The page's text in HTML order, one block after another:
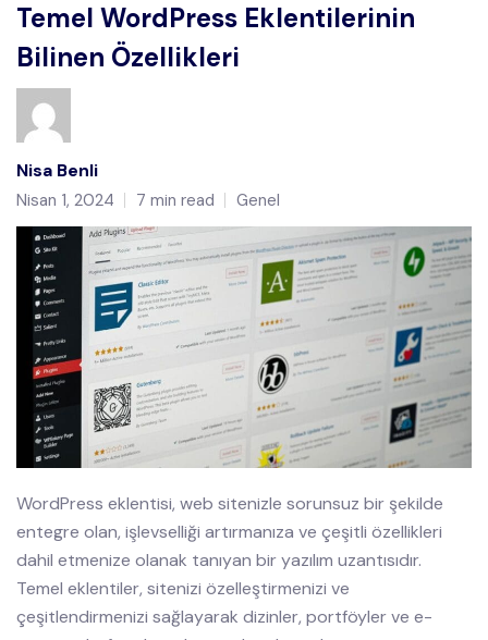
Temel WordPress Eklentilerinin
Bilinen Özellikleri
Nisa Benli
Nisan 1, 2024 7 min read Genel
WordPress eklentisi, web sitenizle sorunsuz bir şekilde
entegre olan, işlevselliği artırmanıza ve çeşitli özellikleri
dahil etmenize olanak tanıyan bir yazılım uzantısıdır.
Temel eklentiler, sitenizi özelleştirmenizi ve
çeşitlendirmenizi sağlayarak dizinler, portföyler ve e-